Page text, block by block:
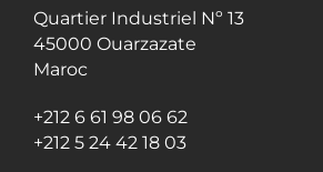
Quartier Industriel Nº 13
45000 Ouarzazate
Maroc
+212 6 61 98 06 62
+212 5 24 42 18 03